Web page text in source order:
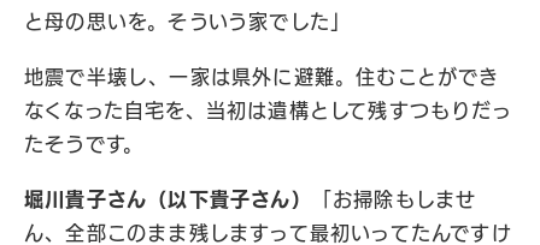
と母の思いを。そういう家でした」
地震で半壊し、一家は県外に避難。住むことができ
なくなった自宅を、当初は遺構として残すつもりだっ
たそうです。
堀川貴子さん（以下貴子さん）
「お掃除もしませ
ん、全部このまま残しますって最初いってたんですけ